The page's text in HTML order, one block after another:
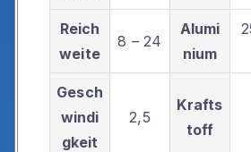
Reich
weite
8 – 24
Alumi
nium
Gesch
windi
gkeit
2,5
Krafts
toff